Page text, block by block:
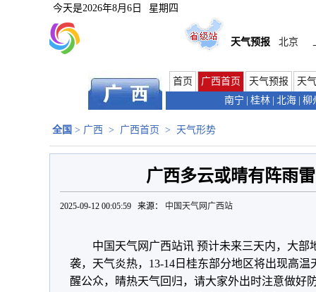
今天是2026年8月6日 星期四
天气预报 北京
首页 广西首页 天气预报
天
南宁
桂林 北海 柳
全国 > 广西 > 广西首页 > 天气形势
广西多云或晴有阵雨
2025-09-12 00:05:59 来源： 中国天气网广西站
中国天气网广西站讯 预计未来三天内，大
袭，天气炎热，13-14日桂东部分地区将出现高
醒公众，晴热天气回归，请大家外出时注意做好